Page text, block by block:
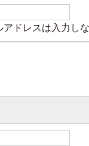
ドレスは入力し